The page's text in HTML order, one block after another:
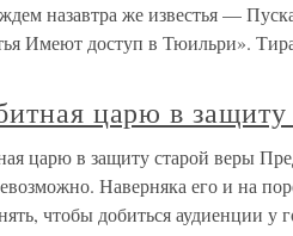
назавтра же известья —
Имеют доступ в Тюильри».
царю в
царю в защиту старой веры
Наверняка его и на
чтобы добиться аудиенции у